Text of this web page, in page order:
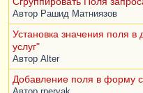
Автор Рашид Матниязов
Установка значения поля в
услуг"
Автор Alter
Добавление поля в форму